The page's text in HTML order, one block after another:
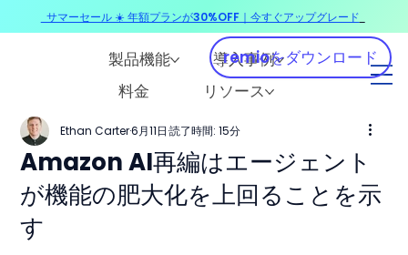
製品機能
導入事例
料金
リソース
remioをダウンロード
Amazon AI再編はエージェント
が機能の肥大化を上回ることを示
す
Ethan Carter6月11日 読了時間: 15分
サマーセール ☀️ 年額プランが30%OFF｜今すぐアップグレード